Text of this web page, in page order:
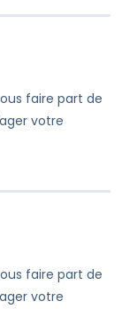
faire part de
votre
faire part de
votre